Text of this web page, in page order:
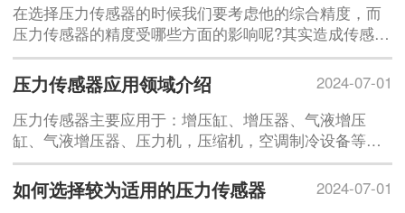
在选择压力传感器的时候我们要考虑他的综合精度，而
压力传感器的精度受哪些方面的影响呢?其实造成传感器
误差的因素有很多，下面我们注意说四个无法避免的误
差，这是传感器
2024-07-01
压力传感器应用领域介绍
压力传感器主要应用于：增压缸、增压器、气液增压
缸、气液增压器、压力机，压缩机，空调制冷设备等领
域。1、应用于液压系统压力传感器在液压系统中主要是
来完成力的闭环控
2024-07-01
如何选择较为适用的压力传感器